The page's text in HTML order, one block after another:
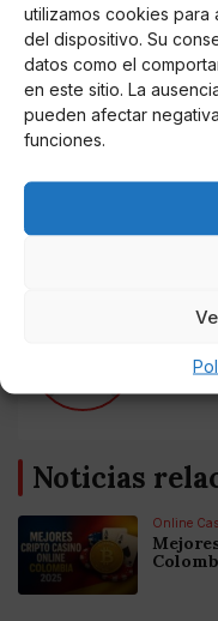
utilizamos cookies para
del dispositivo. Su
datos como el
en este sitio. La
pueden afectar
funciones.
corroborar su
conocer a todo el
hablando de su
que él mandó a
seguirá no solo en
Joem
Noticias
Online